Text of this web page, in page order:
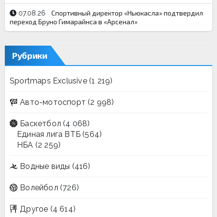
07.08.26
Спортивный директор «Ньюкасла» подтвердил
переход Бруно Гимарайнса в «Арсенал»
Рубрики
Sportmaps Exclusive(1 219)
Авто-мотоспорт (2 998)
Баскетбол (4 068)
Единая лига ВТБ (564)
НБА (2 259)
Водные виды (416)
Волейбол (726)
Другое (4 614)